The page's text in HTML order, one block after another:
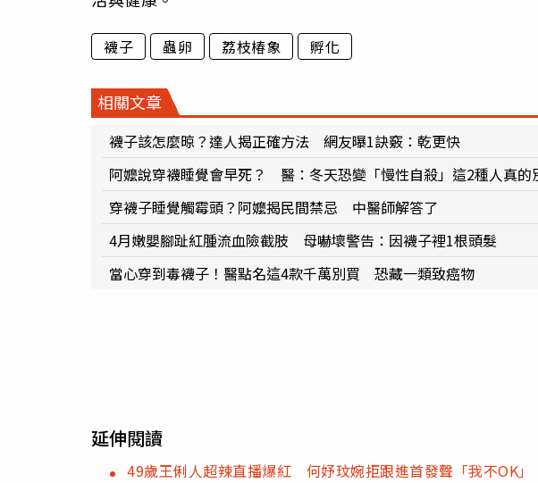
襪子 蟲卵 荔枝椿象 孵化
相關文章
襪子該怎麼晾？達人揭正確方法 網友曝1訣竅：乾更快
阿嬤說穿襪睡覺會早死？ 醫：冬天恐變「慢性自殺」這2種人真的
穿襪子睡覺觸霉頭？阿嬤揭民間禁忌 中醫師解答了
4月嫩嬰腳趾紅腫流血險截肢 母嚇壞警告：因襪子裡1根頭髮
當心穿到毒襪子！醫點名這4款千萬別買 恐藏一類致癌物
延伸閱讀
49歲王俐人超辣直播爆紅 何妤玟婉拒跟進首發聲「我不OK」